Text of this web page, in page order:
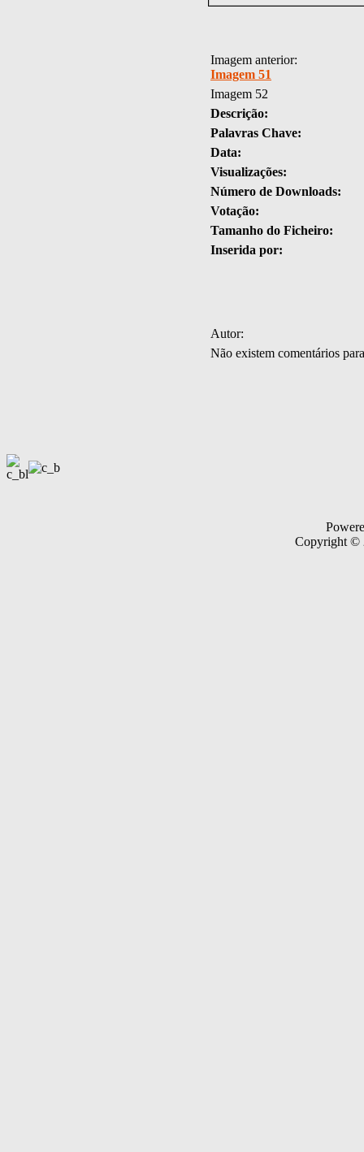
Imagem anterior:
Imagem 51
Imagem 52
Descrição:
Palavras Chave:
Data:
Visualizações:
Número de Downloads:
Votação:
Tamanho do Ficheiro:
Inserida por:
Autor:
Não existem comentários
Copyright ©